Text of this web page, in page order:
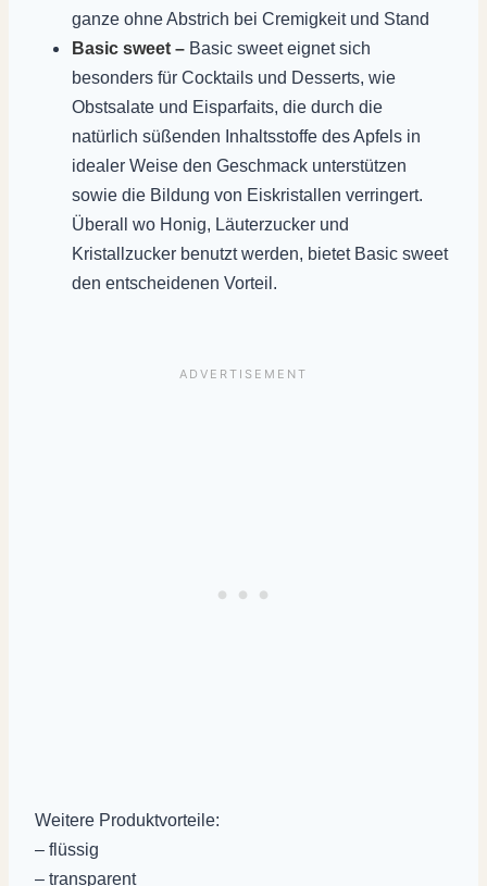
ganze ohne Abstrich bei Cremigkeit und Stand
Basic sweet – Basic sweet eignet sich
besonders für Cocktails und Desserts, wie
Obstsalate und Eisparfaits, die durch die
natürlich süßenden Inhaltsstoffe des Apfels in
idealer Weise den Geschmack unterstützen
sowie die Bildung von Eiskristallen verringert.
Überall wo Honig, Läuterzucker und
Kristallzucker benutzt werden, bietet Basic sweet
den entscheidenen Vorteil.
Weitere Produktvorteile:
– flüssig
– transparent